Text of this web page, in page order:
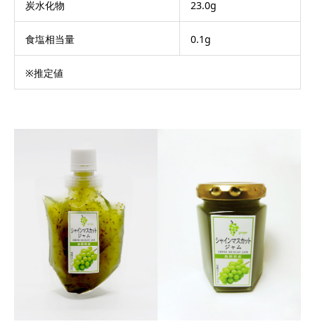
炭水化物 23.0g
食塩相当量 0.1g
※推定値